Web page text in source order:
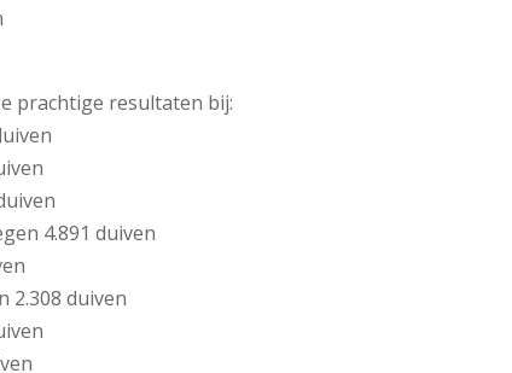
prachtige resultaten bij:
4.891 duiven
2.308 duiven